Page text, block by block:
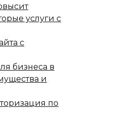
услуги с
с
бизнеса в
и
по